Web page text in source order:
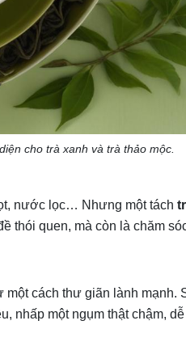
cho trà xanh và trà thảo mộc.
nước lọc… Nhưng một tách
thói quen, mà còn là chăm
một cách thư giãn lành mạnh.
nhấp một ngụm thật chậm,